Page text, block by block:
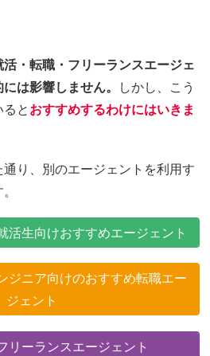
・転職・フリーランスエージェ
は影響しません。 しかし、こう
とおすすめするわけにはいきま
り、別のエージェントを利用す
活生向けおすすめエージェント
ジニア向けのおすすめ転職エー
ジェント
リーランスエージェント